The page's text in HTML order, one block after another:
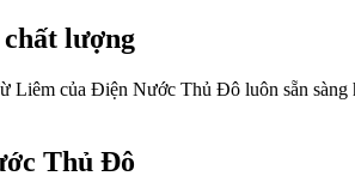
lượng
của Điện Nước Thủ Đô luôn sẵn
Thủ Đô